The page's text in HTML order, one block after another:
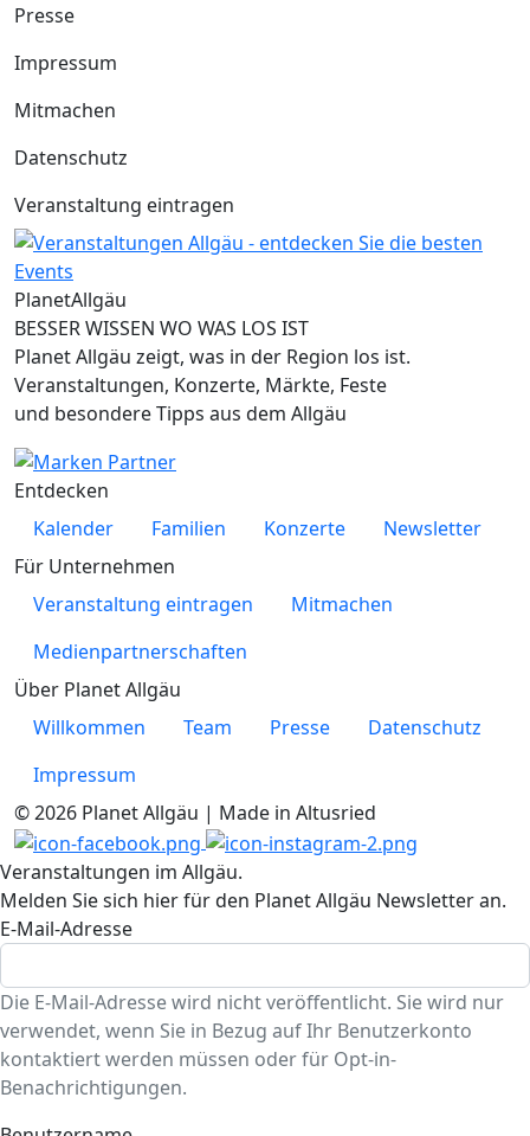
Presse
Impressum
Mitmachen
Datenschutz
Veranstaltung eintragen
PlanetAllgäu
BESSER WISSEN WO WAS LOS IST
Planet Allgäu zeigt, was in der Region los ist.
Veranstaltungen, Konzerte, Märkte, Feste
und besondere Tipps aus dem Allgäu
Entdecken
Kalender
Familien Konzerte
Newsletter
Für Unternehmen
Veranstaltung eintragen
Mitmachen
Medienpartnerschaften
Über Planet Allgäu
Willkommen
Team Presse
Datenschutz
Impressum
© 2026 Planet Allgäu | Made in Altusried
Veranstaltungen im Allgäu.
Melden Sie sich hier für den Planet Allgäu Newsletter an.
E-Mail-Adresse
Die E-Mail-Adresse wird nicht veröffentlicht. Sie wird nur
verwendet, wenn Sie in Bezug auf Ihr Benutzerkonto
kontaktiert werden müssen oder für Opt-in-
Benachrichtigungen.